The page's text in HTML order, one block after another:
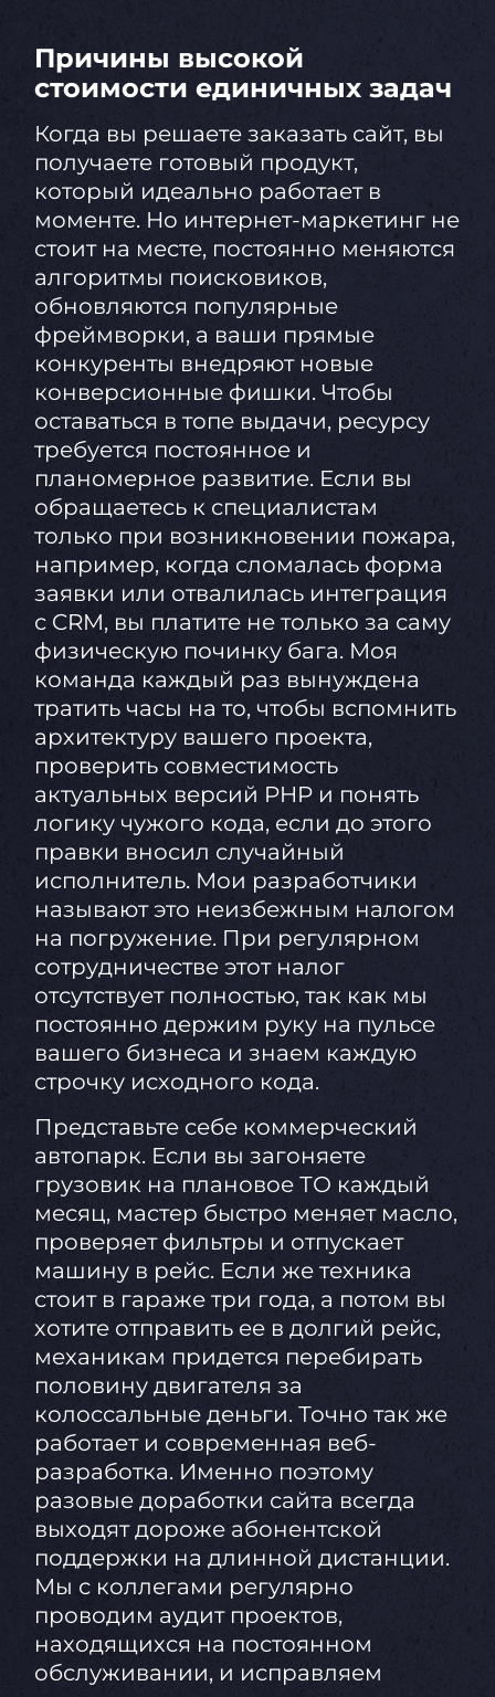
Причины высокой
стоимости единичных задач
Когда вы решаете заказать сайт, вы
получаете готовый продукт,
который идеально работает в
моменте. Но интернет-маркетинг не
стоит на месте, постоянно меняются
алгоритмы поисковиков,
обновляются популярные
фреймворки, а ваши прямые
конкуренты внедряют новые
конверсионные фишки. Чтобы
оставаться в топе выдачи, ресурсу
требуется постоянное и
планомерное развитие. Если вы
обращаетесь к специалистам
только при возникновении пожара,
например, когда сломалась форма
заявки или отвалилась интеграция
с CRM, вы платите не только за саму
физическую починку бага. Моя
команда каждый раз вынуждена
тратить часы на то, чтобы вспомнить
архитектуру вашего проекта,
проверить совместимость
актуальных версий PHP и понять
логику чужого кода, если до этого
правки вносил случайный
исполнитель. Мои разработчики
называют это неизбежным налогом
на погружение. При регулярном
сотрудничестве этот налог
отсутствует полностью, так как мы
постоянно держим руку на пульсе
вашего бизнеса и знаем каждую
строчку исходного кода.
Представьте себе коммерческий
автопарк. Если вы загоняете
грузовик на плановое ТО каждый
месяц, мастер быстро меняет масло,
проверяет фильтры и отпускает
машину в рейс. Если же техника
стоит в гараже три года, а потом вы
хотите отправить ее в долгий рейс,
механикам придется перебирать
половину двигателя за
колоссальные деньги. Точно так же
работает и современная веб-
разработка. Именно поэтому
разовые доработки сайта всегда
выходят дороже абонентской
поддержки на длинной дистанции.
Мы с коллегами регулярно
проводим аудит проектов,
находящихся на постоянном
обслуживании, и исправляем